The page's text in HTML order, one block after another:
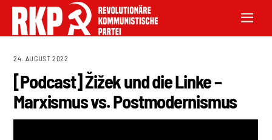
24. AUGUST 2022
[Podcast] Žižek und die Linke –
Marxismus vs. Postmodernismus